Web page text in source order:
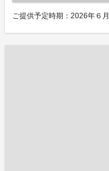
ご提供予定時期：2026年６月